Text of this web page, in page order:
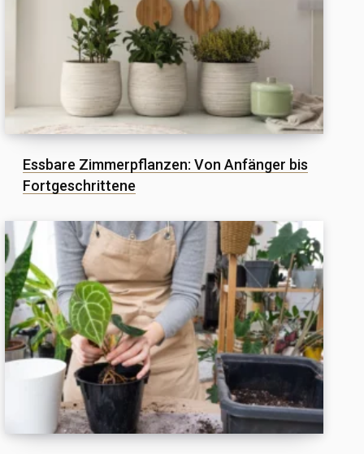
Essbare Zimmerpflanzen: Von Anfänger bis
Fortgeschrittene